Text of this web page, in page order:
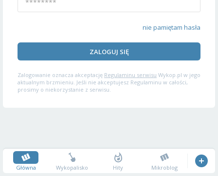
nie pamiętam hasła
ZALOGUJ SIĘ
Zalogowanie oznacza akceptację Regulaminu serwisu Wykop.pl w jego
aktualnym brzmieniu. Jeśli nie akceptujesz Regulaminu w całości,
prosimy o niekorzystanie z serwisu.
Główna Wykopalisko Hity Mikroblog